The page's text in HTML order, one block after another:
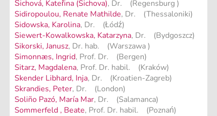
Šichová, Kateřina (Sichova), Dr. (Regensburg )
Sidiropoulou, Renate Mathilde, Dr. (Thessaloniki)
Sidowska, Karolina, Dr. (Łódź)
Siewert-Kowalkowska, Katarzyna, Dr. (Bydgoszcz)
Sikorski, Janusz, Dr. hab. (Warszawa )
Simonnæs, Ingrid, Prof. Dr. (Bergen)
Sitarz, Magdalena, Prof. Dr. habil. (Kraków)
Skender Libhard, Inja, Dr. (Kroatien-Zagreb)
Skrandies, Peter, Dr. (London)
Soliño Pazó, María Mar, Dr. (Salamanca)
Sommerfeld , Beate, Prof. Dr. habil. (Poznań)